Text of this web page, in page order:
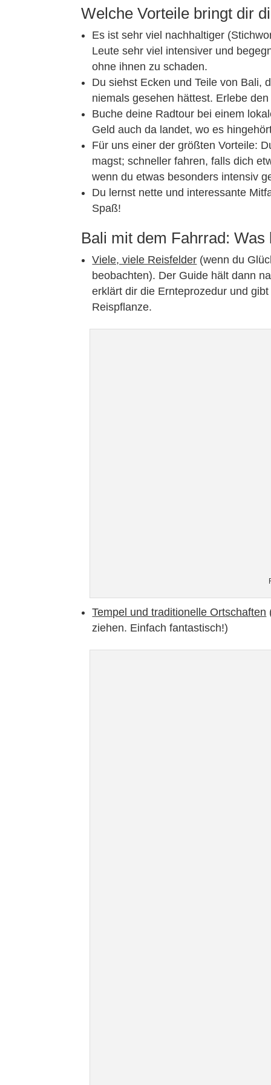
Welche Vorteile bringt dir
Es ist sehr viel nachhaltiger
Leute sehr viel intensiver und
ohne ihnen zu schaden.
Du siehst Ecken und Teile von Bali,
niemals gesehen hättest. Erlebe
Buche deine Radtour bei einem
Geld auch da landet, wo es
Für uns einer der größten Vorteile:
magst; schneller fahren, falls dich
wenn du etwas besonders intensiv
Du lernst nette und interessante
Spaß!
Bali mit dem Fahrrad: Was
Viele, viele Reisfelder (wenn du
beobachten). Der Guide hält dann
erklärt dir die Ernteprozedur und
Reispflanze.
Tempel und traditionelle Ortschaften
ziehen. Einfach fantastisch!)